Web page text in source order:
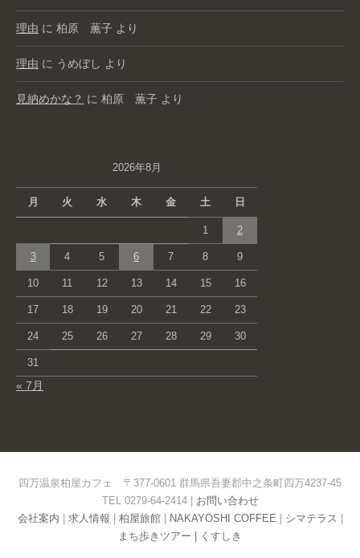
理由 に 柏原 薫子 より
理由 に うめぼし より
見納めかな？ に 柏原 薫子 より
2026年8月
月 火 水 木 金 土 日
1 2
3 4 5 6 7 8 9
10 11 12 13 14 15 16
17 18 19 20 21 22 23
24 25 26 27 28 29 30
31
« 7月
四万温泉柏屋カフェ 〒377-0601 群馬県吾妻郡中之条町四万4237-45
TEL 0279-64-2414 | お問い合わせ
会社案内
求人情報 柏屋旅館| NAKAYOSHI COFFEE シマテラス
まち歩きツアー |
くすしき